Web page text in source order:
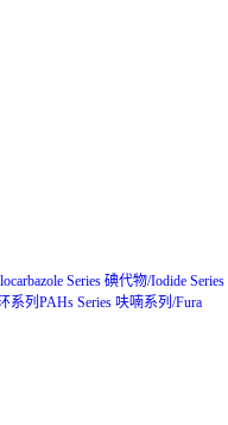
Series 碘代物/Iodide Series
系列PAHs Series 呋喃系列/Fura